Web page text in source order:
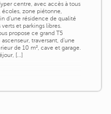
centre, avec accès à tous
écoles, zone piétonne,
d'une résidence de qualité
et parkings libres.
propose ce grand T5
traversant, d'une
de 10 m², cave et garage.
[...]